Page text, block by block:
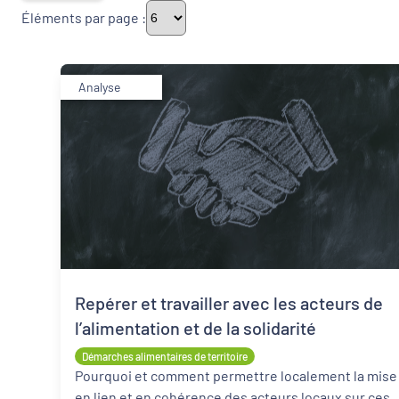
Éléments par page :
Thématiques
Démarches alimentaires de territoire
Politique de la ville
Date de publication
Analyse
Démarches alimentaires de territoire
Repérer et travailler avec les acteurs de
l’alimentation et de la solidarité
Pourquoi et comment permettre localement la mise